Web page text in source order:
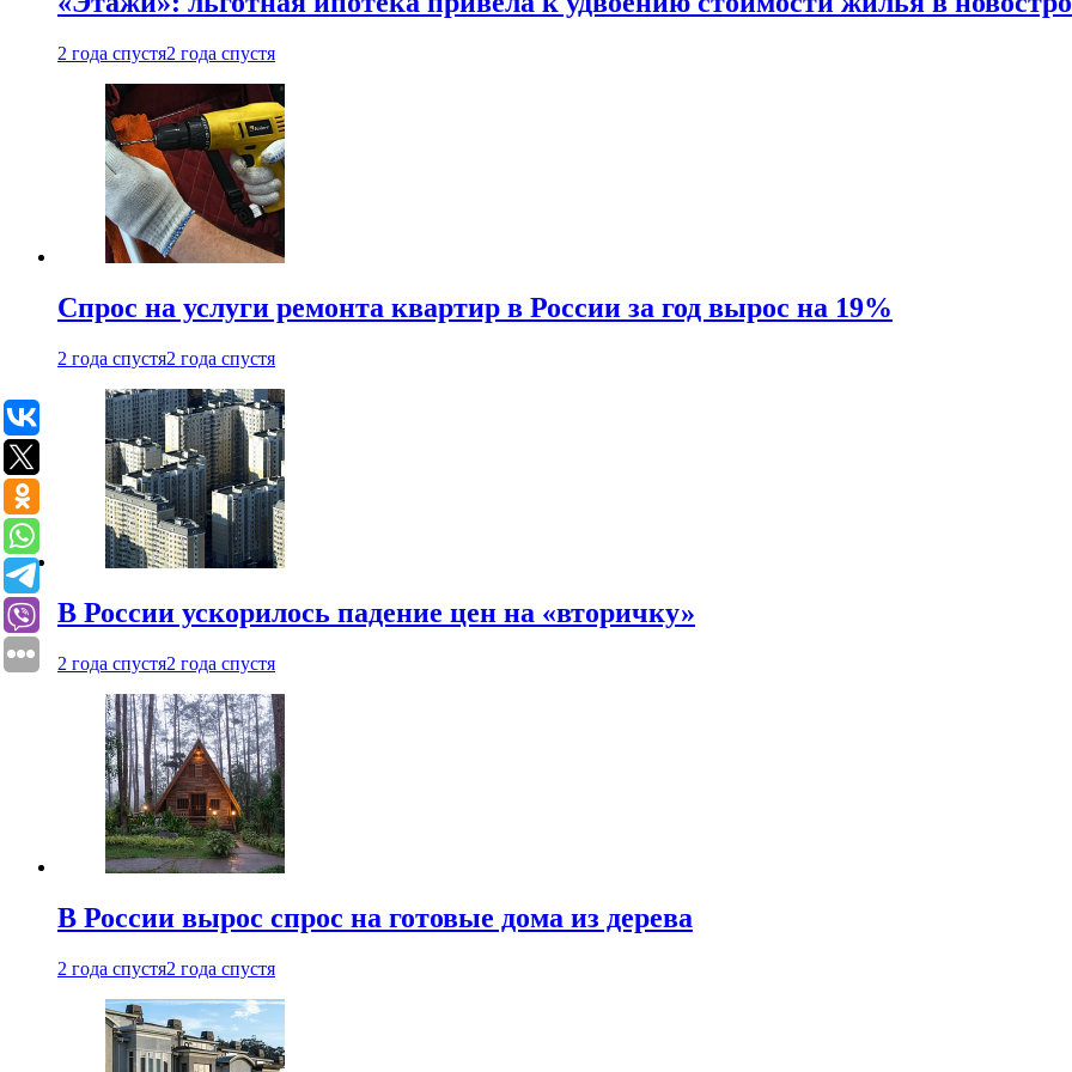
2 года спустя2 года спустя
Спрос на услуги ремонта квартир в России за год вырос на 19%
2 года спустя2 года спустя
В России ускорилось падение цен на «вторичку»
2 года спустя2 года спустя
В России вырос спрос на готовые дома из дерева
2 года спустя2 года спустя